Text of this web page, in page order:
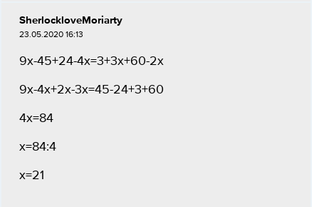
SherlockloveMoriarty
23.05.2020 16:13
9х-45+24-4х=3+3х+60-2х
9х-4х+2х-3х=45-24+3+60
4х=84
х=84:4
х=21